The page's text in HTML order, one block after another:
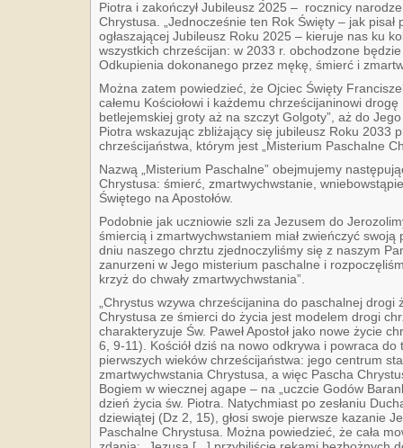
Piotra i zakończył Jubileusz 2025 – rocznicy
Chrystusa. „Jednocześnie ten Rok Święty – jak pisał
ogłaszającej Jubileusz Roku 2025 – kieruje nas ku
wszystkich chrześcijan: w 2033 r. obchodzone
Odkupienia dokonanego przez mękę, śmierć i
Można zatem powiedzieć, że Ojciec Święty
całemu Kościołowi i każdemu chrześcijaninowi
betlejemskiej groty aż na szczyt Golgoty”, aż do
Piotra wskazując zbliżający się jubileusz Roku 2033
chrześcijaństwa, którym jest „Misterium Paschalne
Nazwą „Misterium Paschalne” obejmujemy
Chrystusa: śmierć, zmartwychwstanie,
Świętego na Apostołów.
Podobnie jak uczniowie szli za Jezusem do
śmiercią i zmartwychwstaniem miał zwieńczyć swoją
dniu naszego chrztu zjednoczyliśmy się z naszym
zanurzeni w Jego misterium paschalne i
krzyż do chwały zmartwychwstania”.
„Chrystus wzywa chrześcijanina do paschalnej
Chrystusa ze śmierci do życia jest modelem drogi
charakteryzuje Św. Paweł Apostoł jako nowe życie
6, 9-11). Kościół dziś na nowo odkrywa i powraca
pierwszych wieków chrześcijaństwa: jego centrum
zmartwychwstania Chrystusa, a więc Pascha
Bogiem w wiecznej agape – na „uczcie Godów
dzień życia św. Piotra. Natychmiast po zesłaniu
dziewiątej (Dz 2, 15), głosi swoje pierwsze kazanie
Paschalne Chrystusa. Można powiedzieć, że cała